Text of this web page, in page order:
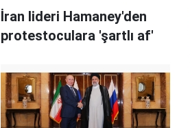
İran lideri Hamaney'den
protestoculara 'şartlı af'